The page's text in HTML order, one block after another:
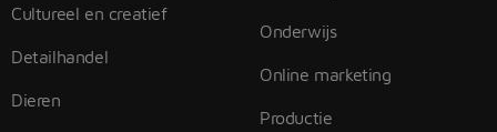
Cultureel en creatief
Detailhandel
Dieren
Onderwijs
Online marketing
Productie